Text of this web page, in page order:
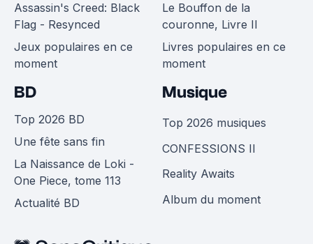
Assassin's Creed: Black
Flag - Resynced
Jeux populaires en ce
moment
Le Bouffon de la
couronne, Livre II
Livres populaires en ce
moment
BD
Top 2026 BD
Une fête sans fin
La Naissance de Loki -
One Piece, tome 113
Actualité BD
Musique
Top 2026 musiques
CONFESSIONS II
Reality Awaits
Album du moment